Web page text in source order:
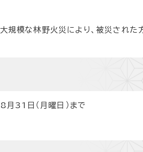
模な林野火災により、被災された
31日（月曜日）まで